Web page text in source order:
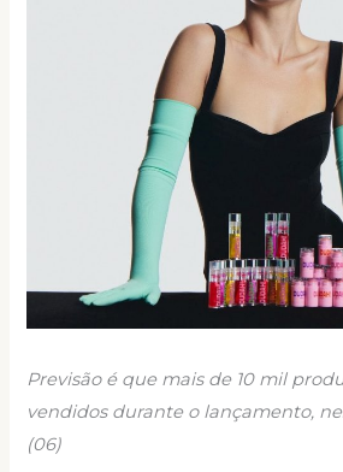
Previsão é que mais de 10 mil
vendidos durante o lançamento,
(06)